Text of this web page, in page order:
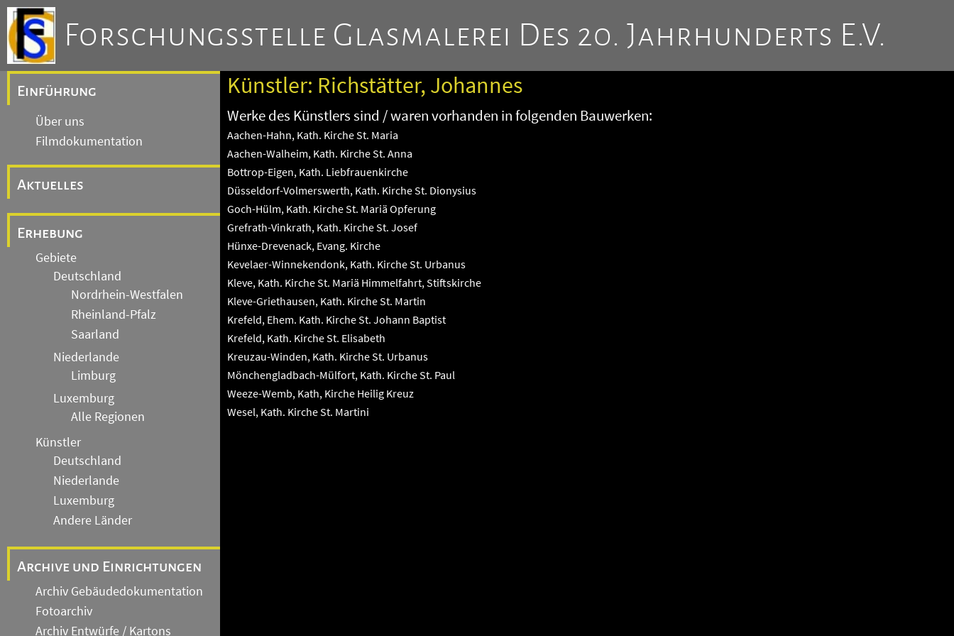
Forschungsstelle Glasmalerei Des 20. Jahrhunderts E.V.
Einführung
Über uns
Filmdokumentation
Aktuelles
Erhebung
Gebiete
Deutschland
Nordrhein-Westfalen
Rheinland-Pfalz
Saarland
Niederlande
Limburg
Luxemburg
Alle Regionen
Künstler
Deutschland
Niederlande
Luxemburg
Andere Länder
Archive und Einrichtungen
Archiv Gebäudedokumentation
Fotoarchiv
Archiv Entwürfe / Kartons
Künstler: Richstätter, Johannes
Werke des Künstlers sind / waren vorhanden in folgenden Bauwerken:
Aachen-Hahn, Kath. Kirche St. Maria
Aachen-Walheim, Kath. Kirche St. Anna
Bottrop-Eigen, Kath. Liebfrauenkirche
Düsseldorf-Volmerswerth, Kath. Kirche St. Dionysius
Goch-Hülm, Kath. Kirche St. Mariä Opferung
Grefrath-Vinkrath, Kath. Kirche St. Josef
Hünxe-Drevenack, Evang. Kirche
Kevelaer-Winnekendonk, Kath. Kirche St. Urbanus
Kleve, Kath. Kirche St. Mariä Himmelfahrt, Stiftskirche
Kleve-Griethausen, Kath. Kirche St. Martin
Krefeld, Ehem. Kath. Kirche St. Johann Baptist
Krefeld, Kath. Kirche St. Elisabeth
Kreuzau-Winden, Kath. Kirche St. Urbanus
Mönchengladbach-Mülfort, Kath. Kirche St. Paul
Weeze-Wemb, Kath, Kirche Heilig Kreuz
Wesel, Kath. Kirche St. Martini